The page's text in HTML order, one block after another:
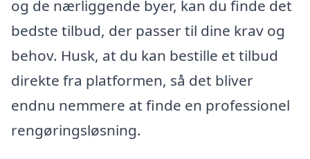
og de nærliggende byer, kan du finde det
bedste tilbud, der passer til dine krav og
behov. Husk, at du kan bestille et tilbud
direkte fra platformen, så det bliver
endnu nemmere at finde en professionel
rengøringsløsning.